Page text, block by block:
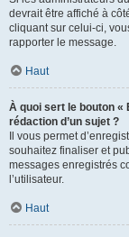
devrait être affiché à
cliquant sur celui-ci,
rapporter le message.
Haut
À quoi sert le bouton
rédaction d’un sujet ?
Il vous permet
souhaitez finaliser et
messages enregistrés
l’utilisateur.
Haut